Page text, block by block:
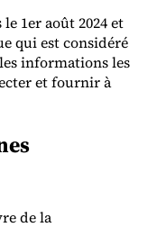
de taxe de
obligations de
1er août 2024 et
qui est considéré
informations les
et fournir à
de la